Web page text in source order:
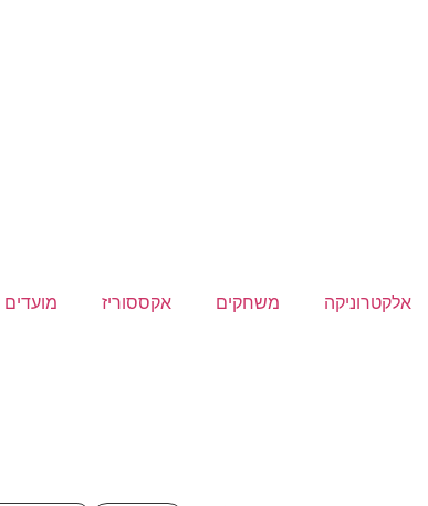
אלקטרוניקה משחקים אקססוריז